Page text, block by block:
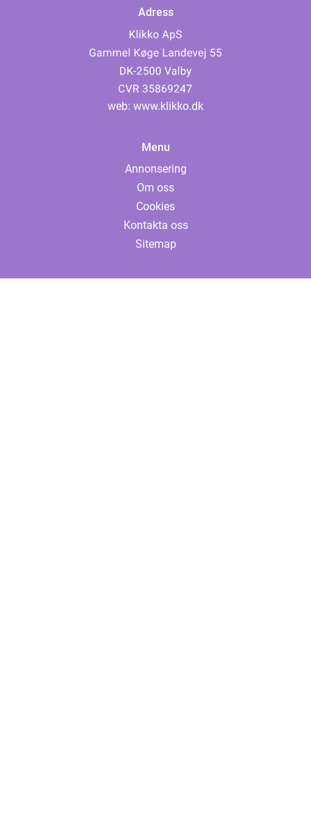
Adress
web: www.klikko.dk
Menu
Annonsering
Om oss
Cookies
Kontakta oss
Sitemap